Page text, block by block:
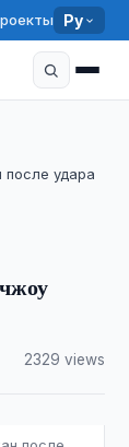
Ру
после удара
2329 views